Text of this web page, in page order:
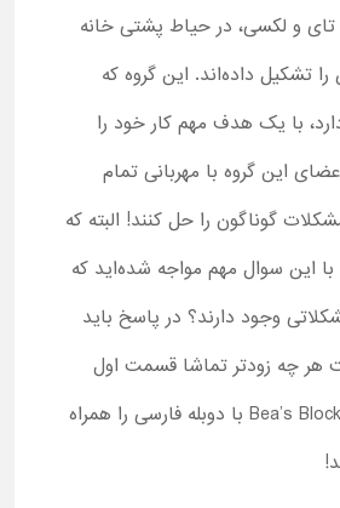
و لکسی، در حیاط پشتی خانه
تشکیل داده‌اند. این گروه که
با یک هدف مهم کار خود را
این گروه با مهربانی تمام
گوناگون را حل کنند! البته که
این سوال مهم مواجه شده‌اید که
وجود دارند؟ در پاسخ باید
هر چه زودتر تماشا قسمت اول
کارتون کامل Bea’s Block 2024 با دوبله فارسی را همراه